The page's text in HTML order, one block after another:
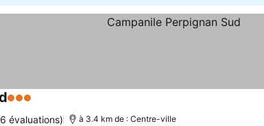
3 Étoiles
évaluations) à 3.4 km de : Centre-ville